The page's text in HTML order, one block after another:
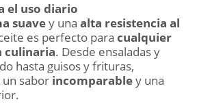
el uso diario
suavey una alta resistencia al
es perfecto para cualquier
culinaria. Desde ensaladas y
hasta guisos y frituras,
sabor incomparabley una